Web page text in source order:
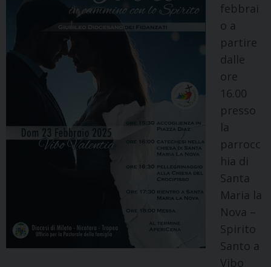
febbrai
o a
partire
dalle
ore
16.00
presso
la
parrocc
hia di
Santa
Maria la
Nova –
Spirito
Santo a
Vibo